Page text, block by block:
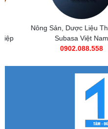
Nông Sản, Dược Liệu Thành Đạt
Subasa Việt Nam
0902.088.558